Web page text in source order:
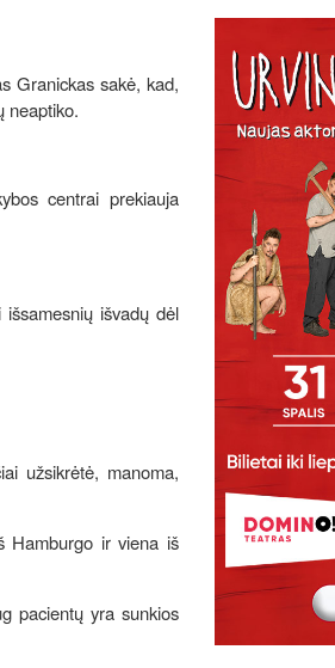
Granickas sakė, kad,
neaptiko.
centrai prekiauja
išvadų dėl
užsikrėtė, manoma,
Hamburgo ir viena iš
pacientų yra sunkios